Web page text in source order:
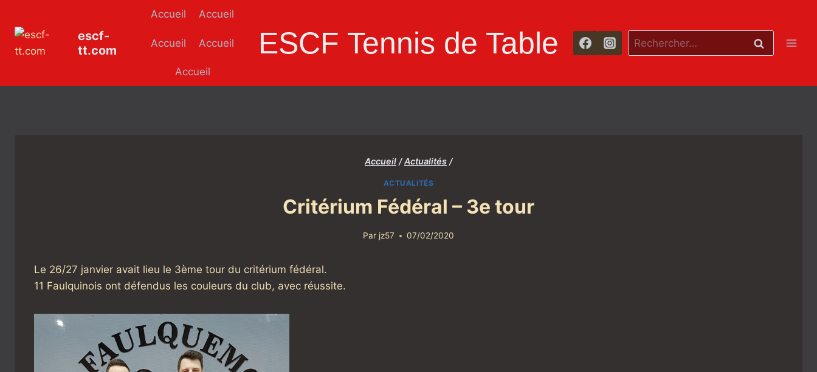
contenu
escf-
tt.com
Accueil Accueil
Accueil Accueil
Accueil
ESCF Tennis de Table Rechercher :
Accueil / Actualités /
ACTUALITÉS
Critérium Fédéral – 3e tour
Par jz57 07/02/2020
Le 26/27 janvier avait lieu le 3ème tour du critérium fédéral.
11 Faulquinois ont défendus les couleurs du club, avec réussite.